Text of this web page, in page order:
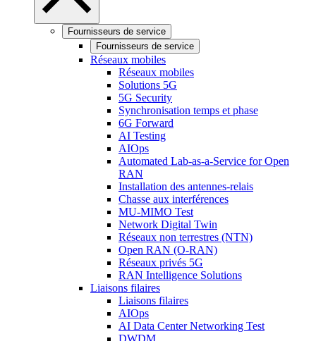
Fournisseurs de service
Fournisseurs de service
Réseaux mobiles
Réseaux mobiles
Solutions 5G
5G Security
Synchronisation temps et phase
6G Forward
AI Testing
AIOps
Automated Lab-as-a-Service for Open
RAN
Installation des antennes-relais
Chasse aux interférences
MU-MIMO Test
Network Digital Twin
Réseaux non terrestres (NTN)
Open RAN (O-RAN)
Réseaux privés 5G
RAN Intelligence Solutions
Liaisons filaires
Liaisons filaires
AIOps
AI Data Center Networking Test